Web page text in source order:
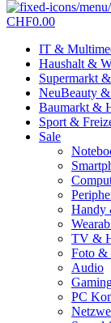
CHF0.00
IT &
Haushalt &
Supermarkt
NeuBeauty
Baumarkt &
Sport &
Sale
Handy
TV &
Foto &
Audio
PC